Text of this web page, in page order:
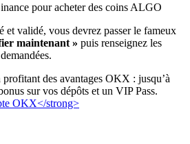
et validé, vous devrez passer le fameux
maintenant » puis renseignez les
des avantages OKX : jusqu’à
sur vos dépôts et un VIP Pass.